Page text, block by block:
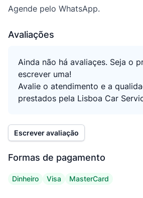
Agende pelo WhatsApp.
Avaliações
Ainda não há avaliaçes. Seja o
escrever uma!
Avalie o atendimento e a
prestados pela Lisboa Car
Escrever avaliação
Formas de pagamento
Dinheiro Visa MasterCard